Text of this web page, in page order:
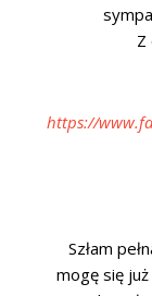
Z
https://
Szłam
mogę się